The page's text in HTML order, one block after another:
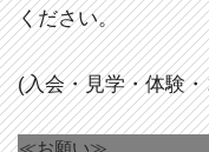
ください。
(入会・見学・体験
≪お願い≫